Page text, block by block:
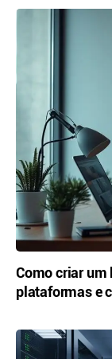
Como criar um
plataformas e